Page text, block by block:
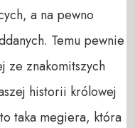
a na pewno
Temu pewnie
ze znakomitszych
historii królowej
taka megiera, która